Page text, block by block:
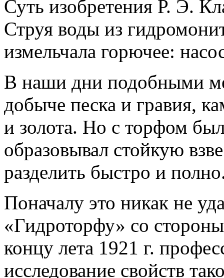
Суть изобретения Р. Э.
Струя воды из
измельчала горючее:
В наши дни подобными
добыче песка и гравия,
и золота. Но с торфом
образовывал стойкую
разделить быстро и
Поначалу это никак не
«Гидроторфу» со
концу лета 1921 г.
исследование свойств